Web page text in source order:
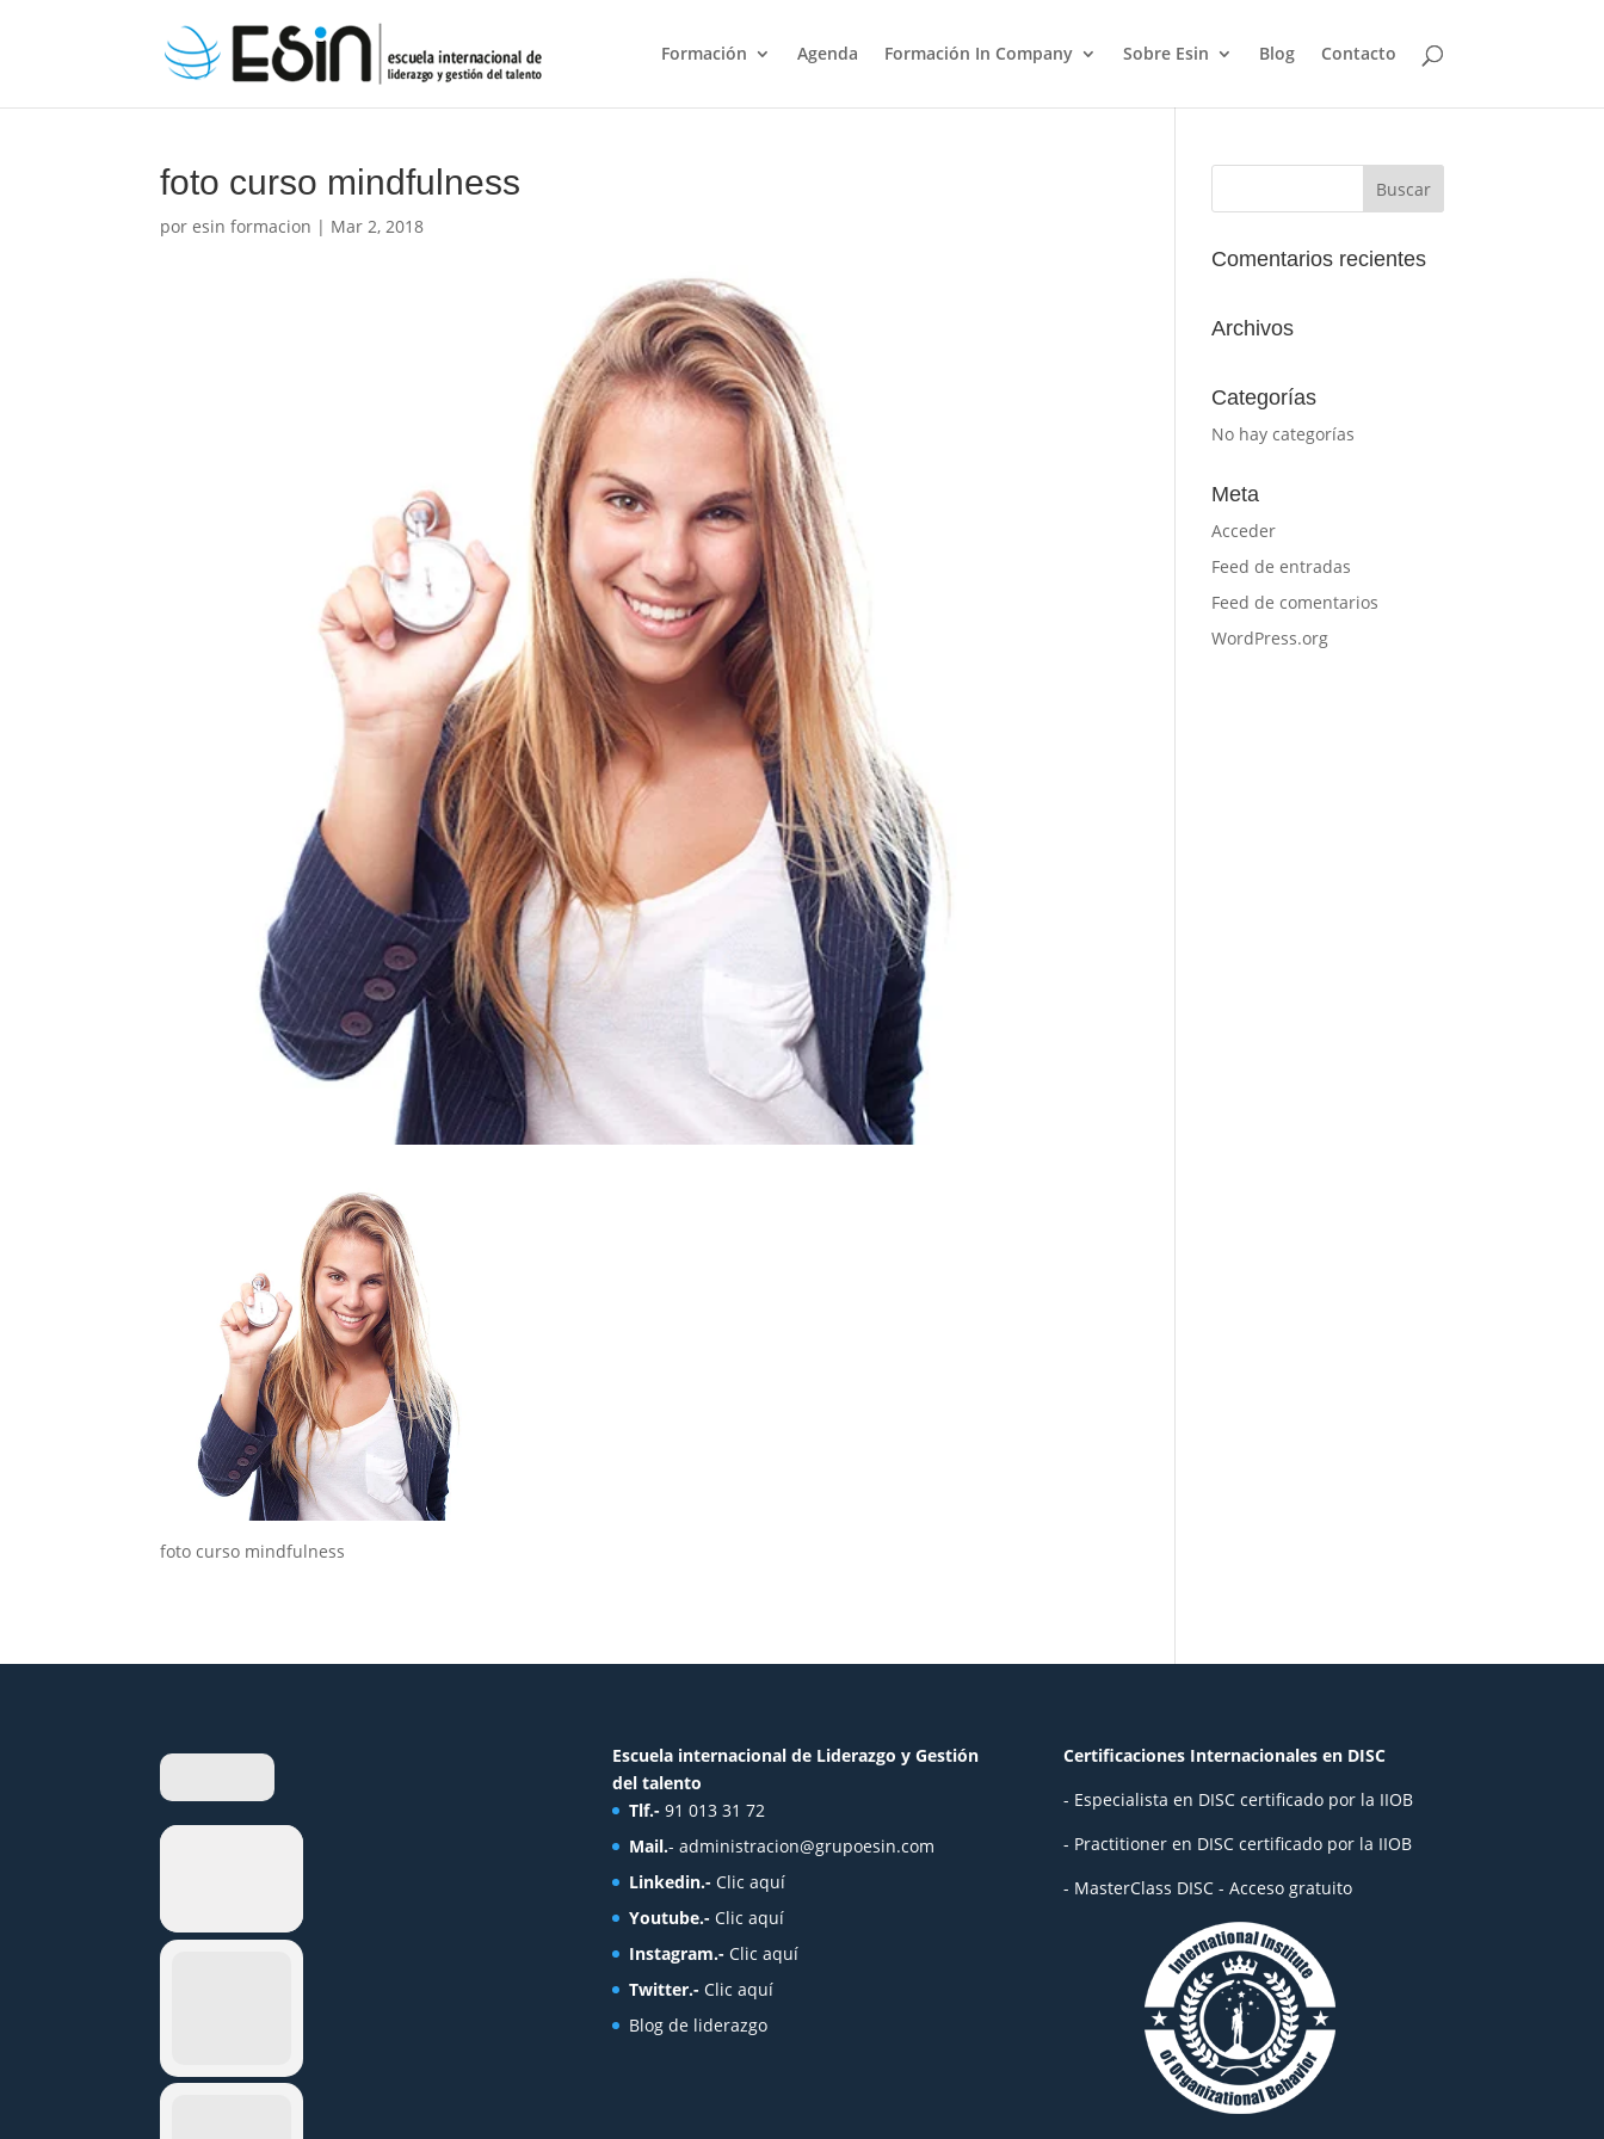
Formación Agenda Formación In Company Sobre Esin Blog Contacto
foto curso mindfulness
poresin formacion | Mar 2, 2018
foto curso mindfulness
Comentarios recientes
Archivos
Categorías
No hay categorías
Meta
Acceder
Feed de entradas
Feed de comentarios
WordPress.org
Escuela internacional de Liderazgo y Gestión
del talento
Tlf.- 91 013 31 72
Mail.- administracion@grupoesin.com
Linkedin.- Clic aquí
Youtube.- Clic aquí
Instagram.- Clic aquí
Twitter.- Clic aquí
Blog de liderazgo
Certificaciones Internacionales en DISC
- Especialista en DISC certificado por la IIOB
- Practitioner en DISC certificado por la IIOB
- MasterClass DISC - Acceso gratuito